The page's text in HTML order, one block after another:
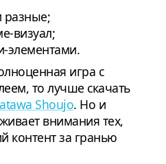
разные;
визуал;
элементами.
игра с
то лучше скачать
Shoujo. Но и
внимания тех,
контент за гранью